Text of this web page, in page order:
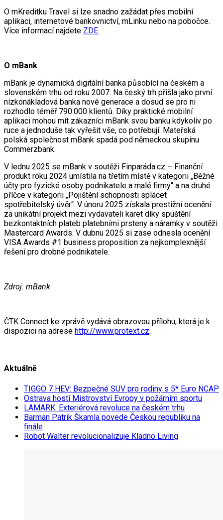
O mKreditku Travel si lze snadno zažádat přes mobilní
aplikaci, internetové bankovnictví, mLinku nebo na pobočce.
Více informací najdete ZDE.
O mBank
mBank je dynamická digitální banka působící na českém a
slovenském trhu od roku 2007. Na český trh přišla jako první
nízkonákladová banka nové generace a dosud se pro ni
rozhodlo téměř 790.000 klientů. Díky praktické mobilní
aplikaci mohou mít zákazníci mBank svou banku kdykoliv po
ruce a jednoduše tak vyřešit vše, co potřebují. Mateřská
polská společnost mBank spadá pod německou skupinu
Commerzbank.
V lednu 2025 se mBank v soutěži Finparáda.cz – Finanční
produkt roku 2024 umístila na třetím místě v kategorii „Běžné
účty pro fyzické osoby podnikatele a malé firmy“ a na druhé
příčce v kategorii „Pojištění schopnosti splácet
spotřebitelský úvěr“. V únoru 2025 získala prestižní ocenění
za unikátní projekt mezi vydavateli karet díky spuštění
bezkontaktních plateb platebními prsteny a náramky v soutěži
Mastercard Awards. V dubnu 2025 si zase odnesla ocenění
VISA Awards #1 business proposition za nejkomplexnější
řešení pro drobné podnikatele.
Zdroj: mBank
ČTK Connect ke zprávě vydává obrazovou přílohu, která je k
dispozici na adrese http://www.protext.cz.
Aktuálně
TIGGO 7 HEV: Bezpečné SUV pro rodiny s 5* Euro NCAP
Ostrava hostí Mistrovství Evropy v požárním sportu
LAMARK: Exteriérová revoluce na českém trhu
Barman Patrik Škamla povede Českou republiku na
finále
Robot Walter revolucionalizuje Kladno Living